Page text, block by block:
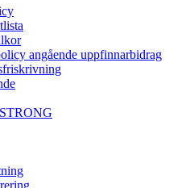
angående uppfinnarbidrag